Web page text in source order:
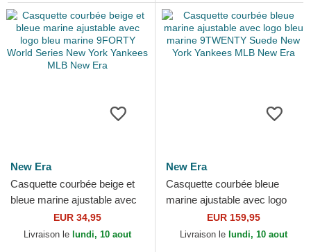
New Era
Casquette courbée beige et
bleue marine ajustable avec
logo bleu marine 9FORTY
World Series New...
EUR 34,95
Livraison le lundi, 10 aout
New Era
Casquette courbée bleue
marine ajustable avec logo
bleu marine 9TWENTY
Suede New York Yankees
EUR 159,95
Livraison le lundi, 10 aout